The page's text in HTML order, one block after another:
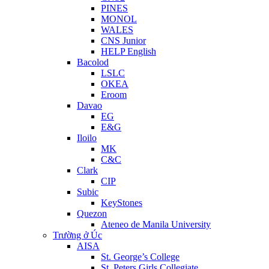
PINES
MONOL
WALES
CNS Junior
HELP English
Bacolod
LSLC
OKEA
Eroom
Davao
EG
E&G
Iloilo
MK
C&C
Clark
CIP
Subic
KeyStones
Quezon
Ateneo de Manila University
Trường ở Úc
AISA
St. George’s College